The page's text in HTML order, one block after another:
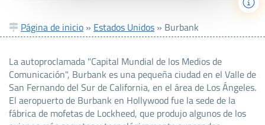
Página de inicio » Estados Unidos » Burbank
La autoproclamada "Capital Mundial de los Medios de
Comunicación", Burbank es una pequeña ciudad en el Valle de
San Fernando del Sur de California, en el área de Los Ángeles.
El aeropuerto de Burbank en Hollywood fue la sede de la
fábrica de mofetas de Lockheed, que produjo algunos de los